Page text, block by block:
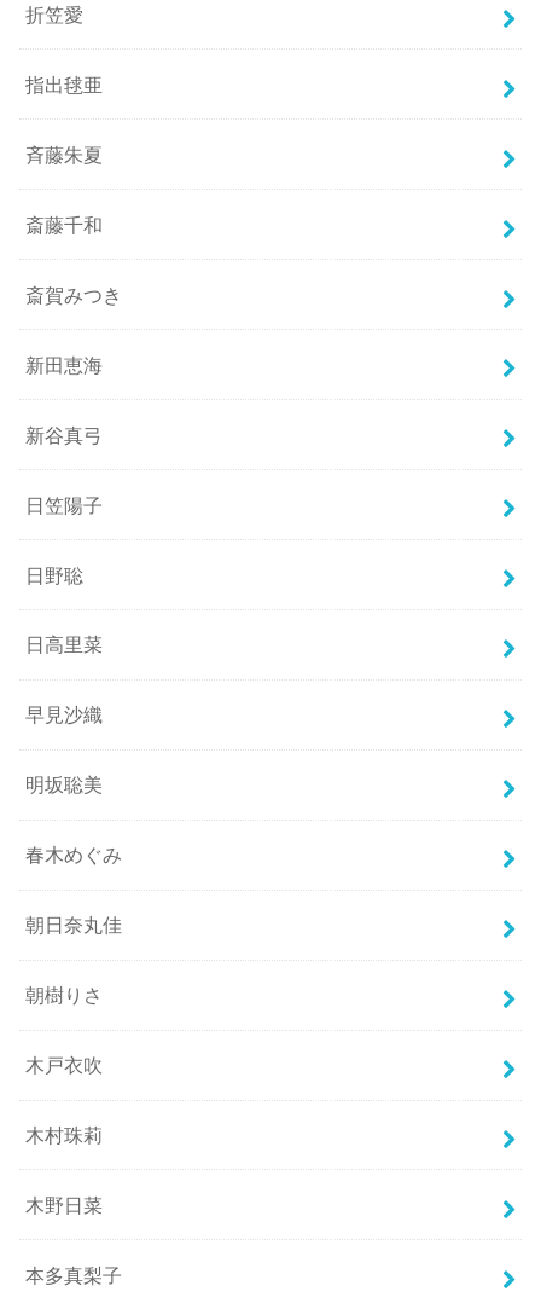
折笠愛
指出毬亜
斉藤朱夏
斎藤千和
斎賀みつき
新田恵海
新谷真弓
日笠陽子
日野聡
日高里菜
早見沙織
明坂聡美
春木めぐみ
朝日奈丸佳
朝樹りさ
木戸衣吹
木村珠莉
木野日菜
本多真梨子